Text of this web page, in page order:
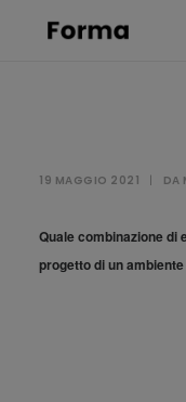
IN PRESENZA
URBAN TV
19 MAGGIO 2021 DA
Quale combinazione di
progetto di un